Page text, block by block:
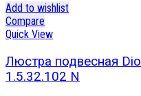
Add to wishlist
Compare
Quick View
Люстра подвесная Dio
1.5.32.102 N